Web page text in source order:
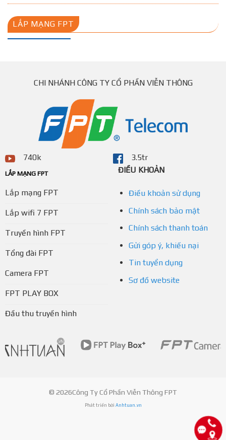
LẮP MẠNG FPT
CHI NHÁNH CÔNG TY CỔ PHẦN VIỄN THÔNG
740k 3.5tr
LẮP MẠNG FPT
Lắp mạng FPT
Lắp wifi 7 FPT
Truyền hình FPT
Tổng đài FPT
Camera FPT
FPT PLAY BOX
Đầu thu truyền hình
ĐIỀU KHOẢN
Điều khoản sử dụng
Chính sách bảo mật
Chính sách thanh toán
Gửi góp ý, khiếu nại
Tin tuyển dụng
Sơ đồ website
© 2026Công Ty Cổ Phần Viễn Thông FPT
Phát triển bởi Anhtuan.vn